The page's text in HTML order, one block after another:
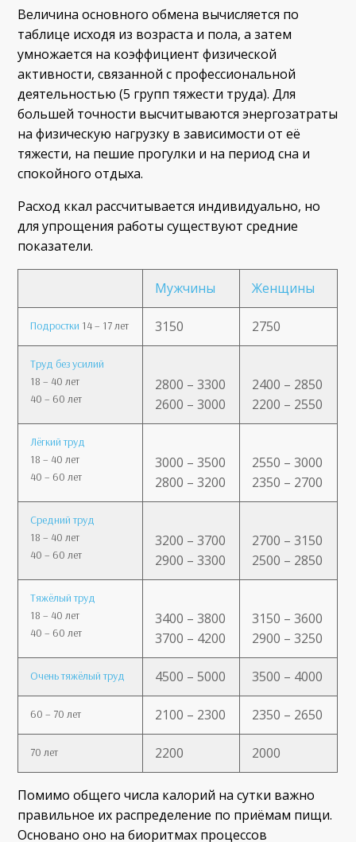
Величина основного обмена вычисляется по
таблице исходя из возраста и пола, а затем
умножается на коэффициент физической
активности, связанной с профессиональной
деятельностью (5 групп тяжести труда). Для
большей точности высчитываются энергозатраты
на физическую нагрузку в зависимости от её
тяжести, на пешие прогулки и на период сна и
спокойного отдыха.
Расход ккал рассчитывается индивидуально, но
для упрощения работы существуют средние
показатели.
Мужчины Женщины
Подростки 14 – 17 лет 3150 2750
Труд без усилий
18 – 40 лет
40 – 60 лет
2800 – 3300
2600 – 3000
2400 – 2850
2200 – 2550
Лёгкий труд
18 – 40 лет
40 – 60 лет
3000 – 3500
2800 – 3200
2550 – 3000
2350 – 2700
Средний труд
18 – 40 лет
40 – 60 лет
3200 – 3700
2900 – 3300
2700 – 3150
2500 – 2850
Тяжёлый труд
18 – 40 лет
40 – 60 лет
3400 – 3800
3700 – 4200
3150 – 3600
2900 – 3250
Очень тяжёлый труд 4500 – 5000 3500 – 4000
60 – 70 лет 2100 – 2300 2350 – 2650
70 лет 2200 2000
Помимо общего числа калорий на сутки важно
правильное их распределение по приёмам пищи.
Основано оно на биоритмах процессов